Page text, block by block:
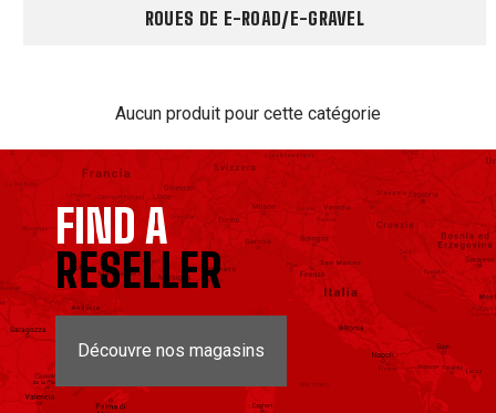
ROUES DE E-ROAD/E-GRAVEL
Aucun produit pour cette catégorie
FIND A
RESELLER
Découvre nos magasins